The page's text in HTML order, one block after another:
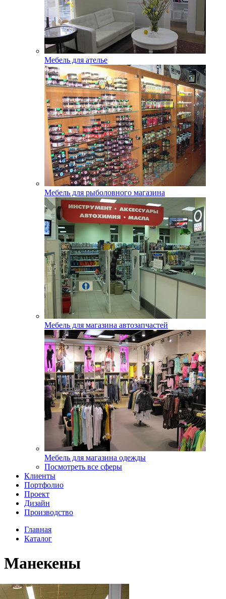
Мебель для ателье
Мебель для рыболовного магазина
Мебель для магазина автозапчастей
Мебель для магазина одежды
Посмотреть все сферы
Клиенты
Портфолио
Проект
Дизайн
Производство
Главная
Каталог
Манекены